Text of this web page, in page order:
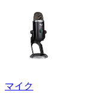
マイク